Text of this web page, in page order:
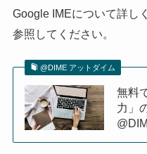
Google IMEについて詳し
参照してください。
@DIME アットダイム
無料
力」